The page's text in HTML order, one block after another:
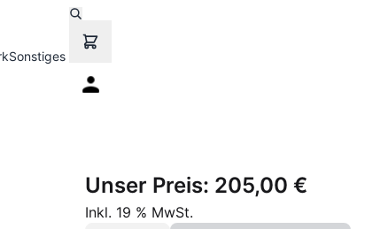
Sonstiges
Unser Preis: 205,00 €
Inkl. 19 % MwSt.